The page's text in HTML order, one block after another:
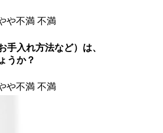
や不満 不満
手入れ方法など）は、
うか？
や不満 不満